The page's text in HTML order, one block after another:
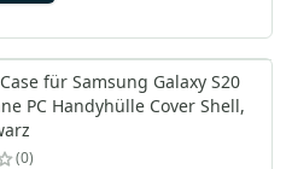
für Samsung Galaxy S20
PC Handyhülle Cover Shell,
0